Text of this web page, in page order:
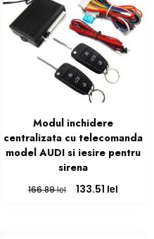
Modul inchidere
centralizata cu telecomanda
model AUDI si iesire pentru
sirena
166.89lei
Prețul
133.51 leiPrețul